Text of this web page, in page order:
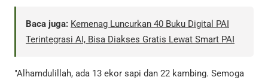
Baca juga: Kemenag Luncurkan 40 Buku Digital PAI
Terintegrasi AI, Bisa Diakses Gratis Lewat Smart PAI
"Alhamdulillah, ada 13 ekor sapi dan 22 kambing. Semoga